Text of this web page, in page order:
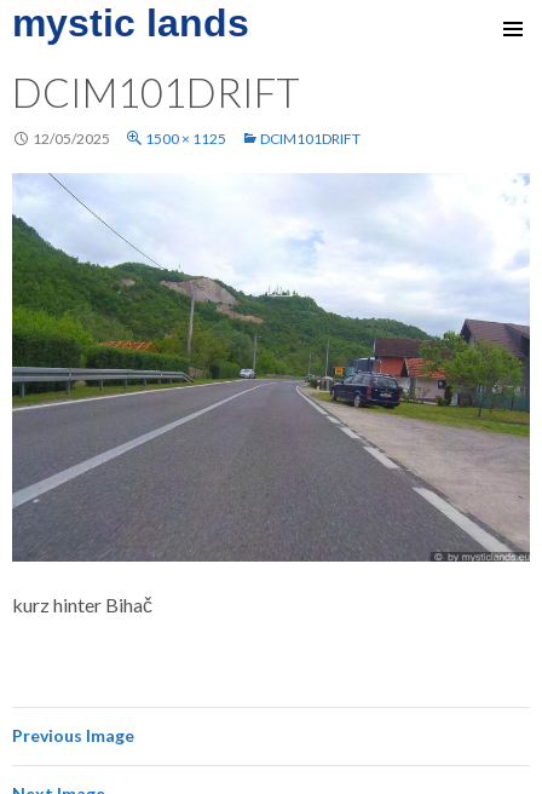
mystic lands
SKIP
TO
CONTENT
DCIM101DRIFT
12/05/2025 1500 × 1125 DCIM101DRIFT
kurz hinter Bihač
Previous Image